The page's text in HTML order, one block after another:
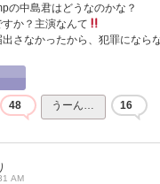
の中島君はどうなのかな？
か？主演なんて
さなかったから、犯罪になら
48 うーん… 16
AM